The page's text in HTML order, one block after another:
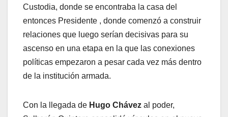
Custodia, donde se encontraba la casa del
entonces Presidente , donde comenzó a construir
relaciones que luego serían decisivas para su
ascenso en una etapa en la que las conexiones
políticas empezaron a pesar cada vez más dentro
de la institución armada.
Con la llegada de Hugo Chávez al poder,